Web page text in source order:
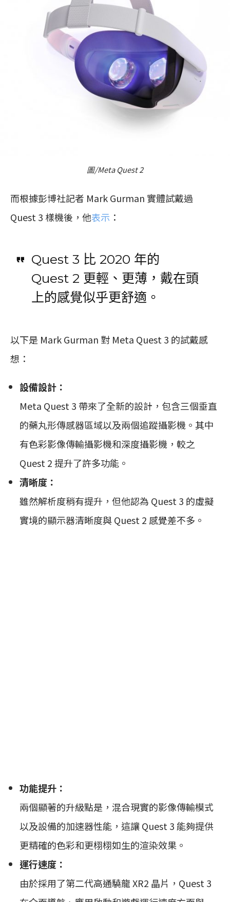
圖/Meta Quest 2
而根據彭博社記者 Mark Gurman 實體試戴過
Quest 3 樣機後，他表示 ：
Quest 3 比 2020 年的
Quest 2 更輕、更薄，戴在頭
上的感覺似乎更舒適。
以下是 Mark Gurman 對 Meta Quest 3 的試戴感
想：
設備設計：
Meta Quest 3 帶來了全新的設計，包含三個垂直
的藥丸形傳感器區域以及兩個追蹤攝影機。其中
有色彩影像傳輸攝影機和深度攝影機，較之
Quest 2 提升了許多功能。
清晰度：
雖然解析度稍有提升，但他認為 Quest 3 的虛擬
實境的顯示器清晰度與 Quest 2 感覺差不多。
功能提升：
兩個顯著的升級點是，混合現實的影像傳輸模式
以及設備的加速器性能，這讓 Quest 3 能夠提供
更精確的色彩和更栩栩如生的渲染效果。
運行速度：
由於採用了第二代高通驍龍 XR2 晶片，Quest 3